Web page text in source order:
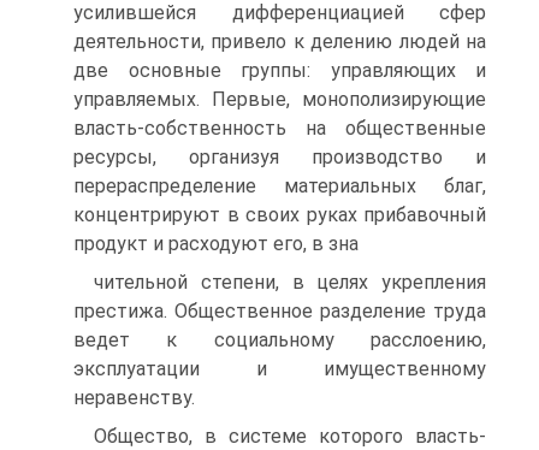
усилившейся дифференциацией сфер
деятельности, привело к делению людей на
две основные группы: управляющих и
управля­емых. Первые, монополизирующие
власть-собственность на общественные
ресурсы, организуя производство и
перераспределение материальных благ,
концентрируют в своих руках прибавочный
продукт и расходуют его, в зна­
чительной степени, в целях укрепления
престижа. Общественное разделе­ние труда
ведет к социальному расслоению,
эксплуатации и имущественно­му
неравенству.
Общество, в системе которого власть-